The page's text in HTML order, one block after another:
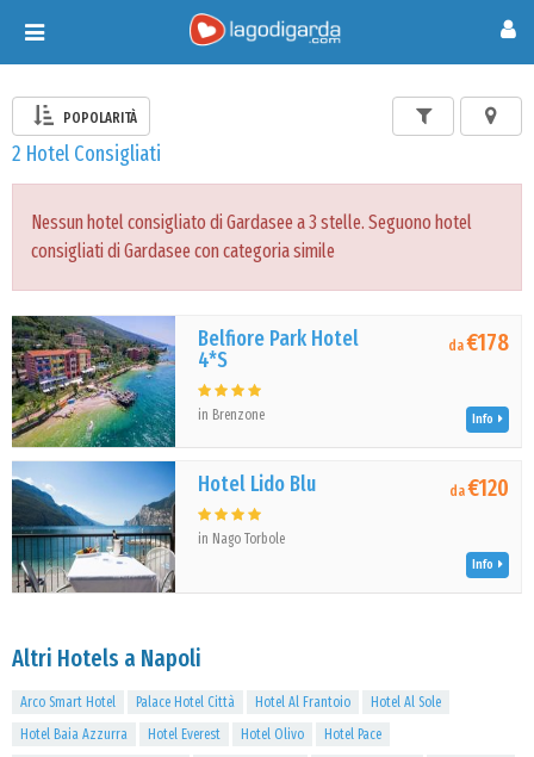
Toggle
navigation
POPOLARITÀ
2 Hotel Consigliati
Nessun hotel consigliato di Gardasee a 3 stelle. Seguono hotel
consigliati di Gardasee con categoria simile
Belfiore Park Hotel
4*S
in Brenzone
da€178
Info
Hotel Lido Blu
in Nago Torbole
da€120
Info
Altri Hotels a Napoli
Arco Smart Hotel Palace Hotel Città Hotel Al Frantoio
Hotel Al Sole
Hotel Baia Azzurra
Hotel Everest Hotel Olivo
Hotel Pace